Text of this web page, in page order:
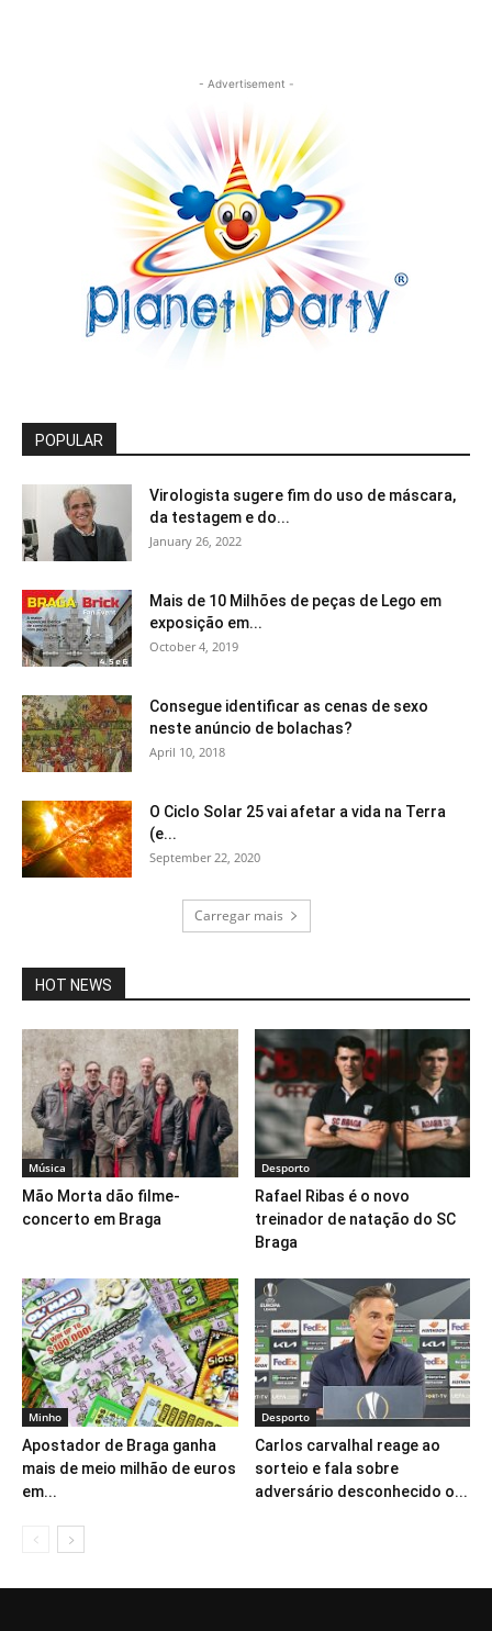
- Advertisement -
POPULAR
Virologista sugere fim do uso de máscara,
da testagem e do...
January 26, 2022
Mais de 10 Milhões de peças de Lego em
exposição em...
October 4, 2019
Consegue identificar as cenas de sexo
neste anúncio de bolachas?
April 10, 2018
O Ciclo Solar 25 vai afetar a vida na Terra
(e...
September 22, 2020
Carregar mais
HOT NEWS
Música
Mão Morta dão filme-
concerto em Braga
Desporto
Rafael Ribas é o novo
treinador de natação do SC
Braga
Minho
Apostador de Braga ganha
mais de meio milhão de euros
em...
Desporto
Carlos carvalhal reage ao
sorteio e fala sobre
adversário desconhecido o...